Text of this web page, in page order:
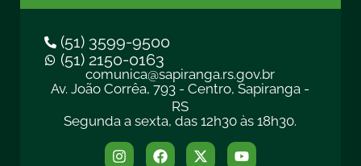
(51) 3599-9500
(51) 2150-0163
comunica@sapiranga.rs.gov.br
Av. João Corrêa, 793 - Centro, Sapiranga -
RS
Segunda a sexta, das 12h30 às 18h30.